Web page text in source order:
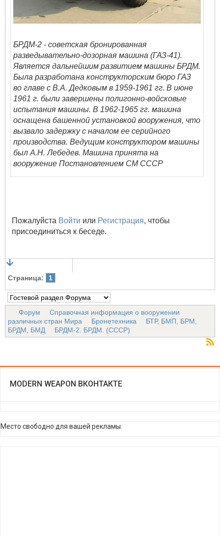
БРДМ-2 - советская бронированная
разведывательно-дозорная машина (ГАЗ-41).
Является дальнейшим развитием машины БРДМ.
Была разработана конструкторским бюро ГАЗ
во главе с В.А. Дедковым в 1959-1961 гг. В июне
1961 г. были завершены полигонно-войсковые
испытания машины. В 1962-1965 гг. машина
оснащена башенной установкой вооружения, что
вызвало задержку с началом ее серийного
производства. Ведущим конструктором машины
был А.Н. Лебедев. Машина принята на
вооружение Постановлением СМ СССР
Пожалуйста Войти или Регистрация, чтобы
присоединиться к беседе.
Страница: 1
Форум
Справочная информация о вооружении
различных стран Мира
Бронетехника
БТР, БМП, БРМ,
БРДМ, БМД
БРДМ-2. БРДМ. (СССР)
MODERN WEAPON ВКОНТАКТЕ
Место свободно для вашей рекламы.